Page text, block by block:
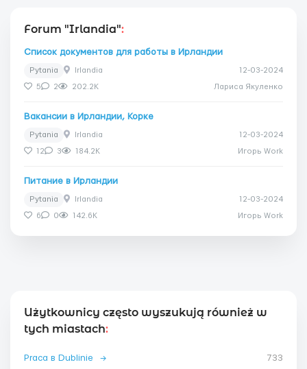
Forum "Irlandia":
Список документов для работы в Ирландии
Pytania Irlandia 12-03-2024
5 2 202.2K Лариса Якуленко
Вакансии в Ирландии, Корке
Pytania Irlandia 12-03-2024
12 3 184.2K Игорь Work
Питание в Ирландии
Pytania Irlandia 12-03-2024
6 0 142.6K Игорь Work
Użytkownicy często wyszukują również w
tych miastach:
Praca в Dublinie → 733